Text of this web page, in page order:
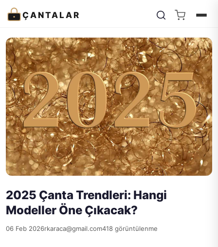
ÇANTALAR
2025 Çanta Trendleri: Hangi
Modeller Öne Çıkacak?
06 Feb 2026rkaraca@gmail.com418 görüntülenme